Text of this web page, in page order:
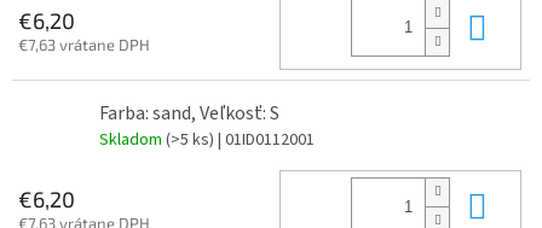
€6,20
€7,63 vrátane DPH
Farba: sand, Veľkosť: S
Skladom (>5 ks) | 01ID0112001
€6,20
€7,63 vrátane DPH